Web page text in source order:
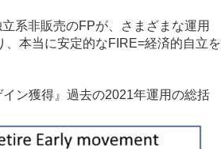
系非販売のFPが、さまざまな運用
本当に安定的なFIRE=経済的自立を
ン獲得』過去の2021年運用の総括